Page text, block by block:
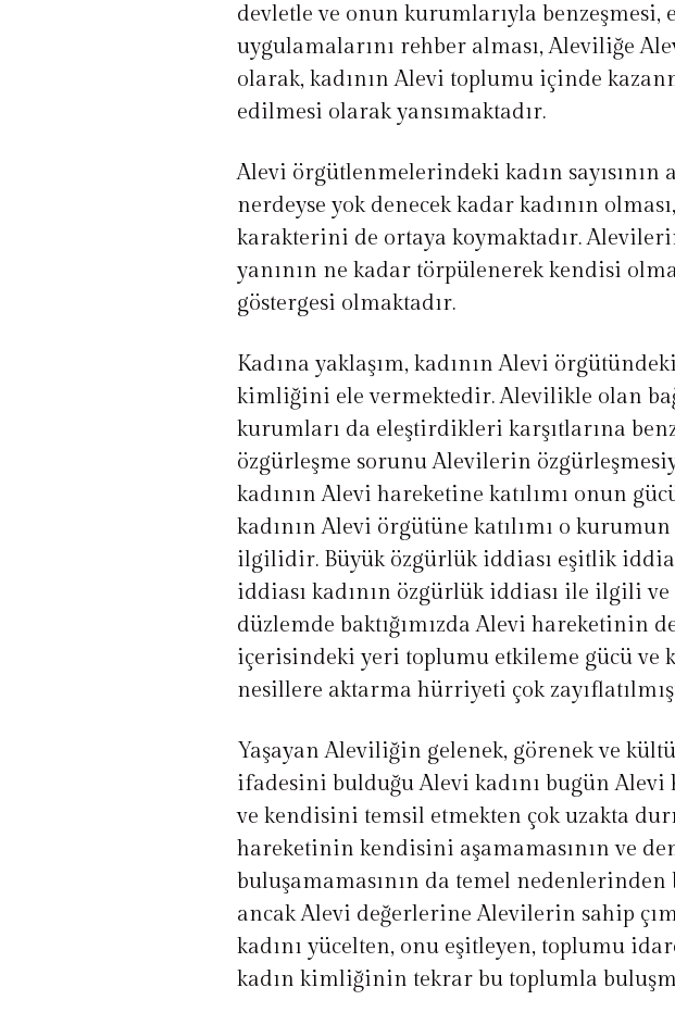
devletle ve onun kurumlarıyla benzeşmesi,
uygulamalarını rehber alması, Aleviliğe
olarak, kadının Alevi toplumu içinde
edilmesi olarak yansımaktadır.
Alevi örgütlenmelerindeki kadın sayısının
nerdeyse yok denecek kadar kadının
karakterini de ortaya koymaktadır.
yanının ne kadar törpülenerek kendisi
göstergesi olmaktadır.
Kadına yaklaşım, kadının Alevi
kimliğini ele vermektedir. Alevilikle olan
kurumları da eleştirdikleri karşıtlarına
özgürleşme sorunu Alevilerin
kadının Alevi hareketine katılımı onun
kadının Alevi örgütüne katılımı o
ilgilidir. Büyük özgürlük iddiası eşitlik
iddiası kadının özgürlük iddiası ile ilgili
düzlemde baktığımızda Alevi hareketinin
içerisindeki yeri toplumu etkileme gücü ve
nesillere aktarma hürriyeti çok
Yaşayan Aleviliğin gelenek, görenek ve
ifadesini bulduğu Alevi kadını bugün Alevi
ve kendisini temsil etmekten çok uzakta
hareketinin kendisini aşamamasının ve
buluşamamasının da temel
ancak Alevi değerlerine Alevilerin sahip
kadını yücelten, onu eşitleyen, toplumu
kadın kimliğinin tekrar bu toplumla